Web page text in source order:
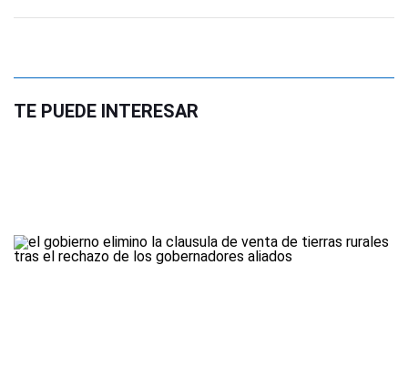
TE PUEDE INTERESAR